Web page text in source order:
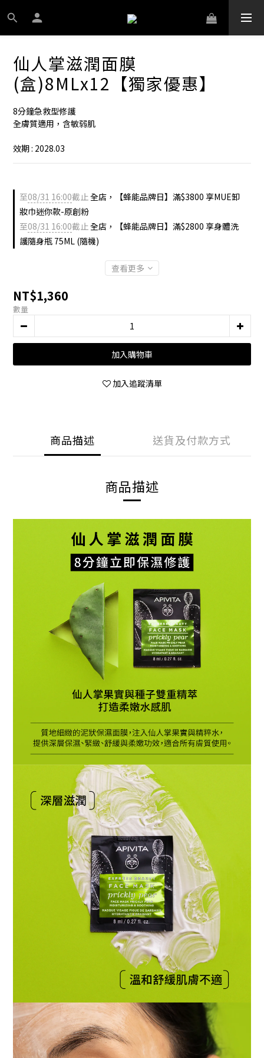
仙人掌滋潤面膜
(盒)8MLx12【獨家優惠】
8分鐘急救型修護
全膚質適用，含敏弱肌
效期 : 2028.03
至08/31 16:00截止全店，【蜂能品牌日】滿$3800 享MUE卸
妝巾迷你款-原創粉
至08/31 16:00截止全店，【蜂能品牌日】滿$2800 享身體洗
護隨身瓶 75ML (隨機)
查看更多
NT$1,360
數量
加入購物車
加入追蹤清單
商品描述 送貨及付款方式
商品描述